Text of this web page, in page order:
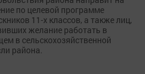
по целевой программе
11-х классов, а также лиц,
желание работать в
в сельскохозяйственной
района.